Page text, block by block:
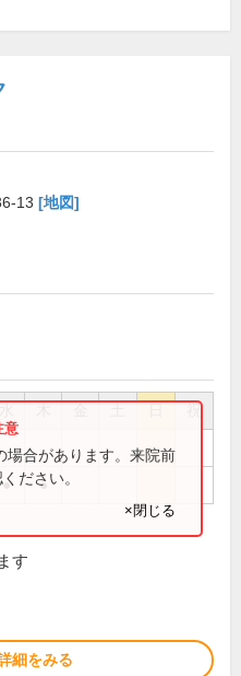
13 [地図]
祝
● ●
場合があります。来院前
ださい。
×閉じる
す
細をみる